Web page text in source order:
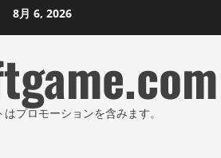
8月 6, 2026
プロモーションを含みます。